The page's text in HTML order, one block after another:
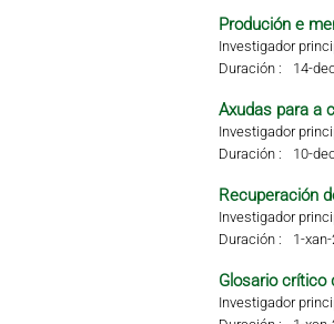
Produción e
Investigador
Duración :
14-
Axudas para a
Investigador
Duración :
10-
Recuperación
Investigador
Duración :
1-
Glosario crítico
Investigador